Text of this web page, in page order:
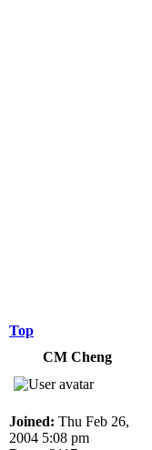
Top
CM Cheng
Joined: Thu Feb 26,
2004 5:08 pm